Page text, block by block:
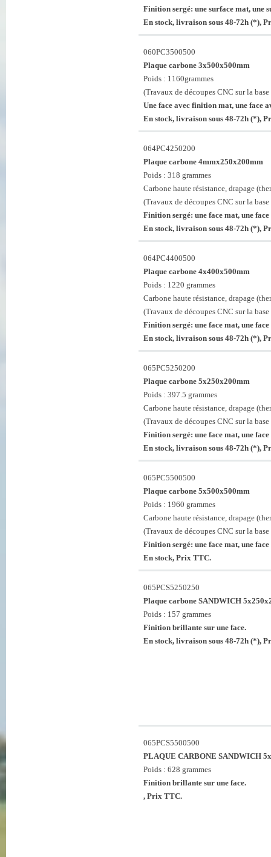
Finition sergé: une surface mat, une
En stock, livraison sous 48-72h (*),
060PC3500500
Plaque carbone 3x500x500mm
Poids : 1160grammes
(Travaux de découpes CNC sur la
Une face avec finition mat, une face
En stock, livraison sous 48-72h (*),
064PC4250200
Plaque carbone 4mmx250x200mm
Poids : 318 grammes
Carbone haute résistance, drapage
(Travaux de découpes CNC sur la
Finition sergé: une face mat, une
En stock, livraison sous 48-72h (*),
064PC4400500
Plaque carbone 4x400x500mm
Poids : 1220 grammes
Carbone haute résistance, drapage
(Travaux de découpes CNC sur la
Finition sergé: une face mat, une
En stock, livraison sous 48-72h (*),
065PC5250200
Plaque carbone 5x250x200mm
Poids : 397.5 grammes
Carbone haute résistance, drapage
(Travaux de découpes CNC sur la
Finition sergé: une face mat, une
En stock, livraison sous 48-72h (*),
065PC5500500
Plaque carbone 5x500x500mm
Poids : 1960 grammes
Carbone haute résistance, drapage
(Travaux de découpes CNC sur la
Finition sergé: une face mat, une
En stock, Prix TTC.
065PCS5250250
Plaque carbone SANDWICH
Poids : 157 grammes
Finition brillante sur une face.
En stock, livraison sous 48-72h (*),
065PCS5500500
PLAQUE CARBONE SANDWICH
Poids : 628 grammes
Finition brillante sur une face.
, Prix TTC.